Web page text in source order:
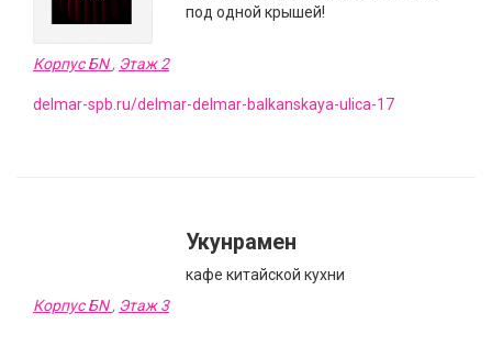
под одной крышей!
Корпус БN, Этаж 2
delmar-spb.ru/delmar-delmar-balkanskaya-ulica-17
Укунрамен
кафе китайской кухни
Корпус БN, Этаж 3